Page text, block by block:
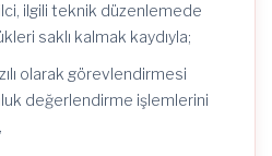
ilgili teknik düzenlemede
saklı kalmak kaydıyla;
olarak görevlendirmesi
değerlendirme işlemlerini